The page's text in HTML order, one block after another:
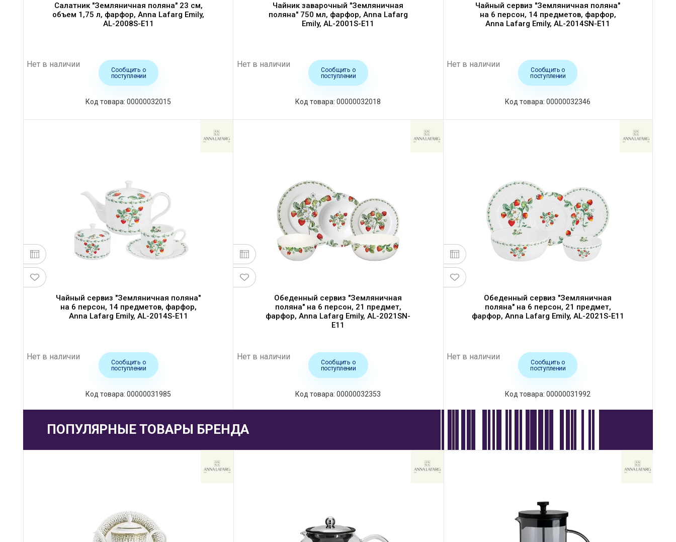
Салатник "Земляничная поляна" 23 см,
объем 1,75 л, фарфор, Anna Lafarg Emily,
AL-2008S-E11
Нет в наличии
Сообщить о
поступлении
Код товара: 00000032015
Чайник заварочный "Земляничная
поляна" 750 мл, фарфор, Anna Lafarg
Emily, AL-2001S-E11
Нет в наличии
Сообщить о
поступлении
Код товара: 00000032018
Чайный сервиз "Земляничная поляна"
на 6 персон, 14 предметов, фарфор,
Anna Lafarg Emily, AL-2014SN-E11
Нет в наличии
Сообщить о
поступлении
Код товара: 00000032346
Чайный сервиз "Земляничная поляна"
на 6 персон, 14 предметов, фарфор,
Anna Lafarg Emily, AL-2014S-E11
Нет в наличии
Сообщить о
поступлении
Код товара: 00000031985
Обеденный сервиз "Земляничная
поляна" на 6 персон, 21 предмет,
фарфор, Anna Lafarg Emily, AL-2021SN-
E11
Нет в наличии
Сообщить о
поступлении
Код товара: 00000032353
Обеденный сервиз "Земляничная
поляна" на 6 персон, 21 предмет,
фарфор, Anna Lafarg Emily, AL-2021S-E11
Нет в наличии
Сообщить о
поступлении
Код товара: 00000031992
ПОПУЛЯРНЫЕ ТОВАРЫ БРЕНДА